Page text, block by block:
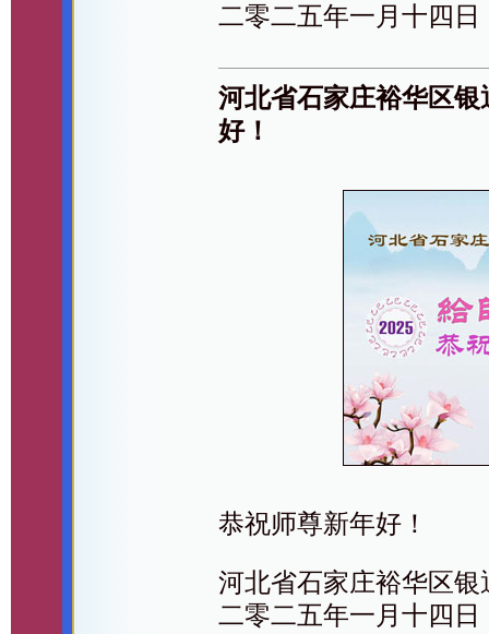
二零二五年一月十四日
河北省石家庄裕华区
好！
恭祝师尊新年好！
河北省石家庄裕华区
二零二五年一月十四日